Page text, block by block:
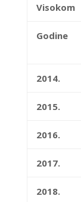
Visokom
Godine
2014.
2015.
2016.
2017.
2018.